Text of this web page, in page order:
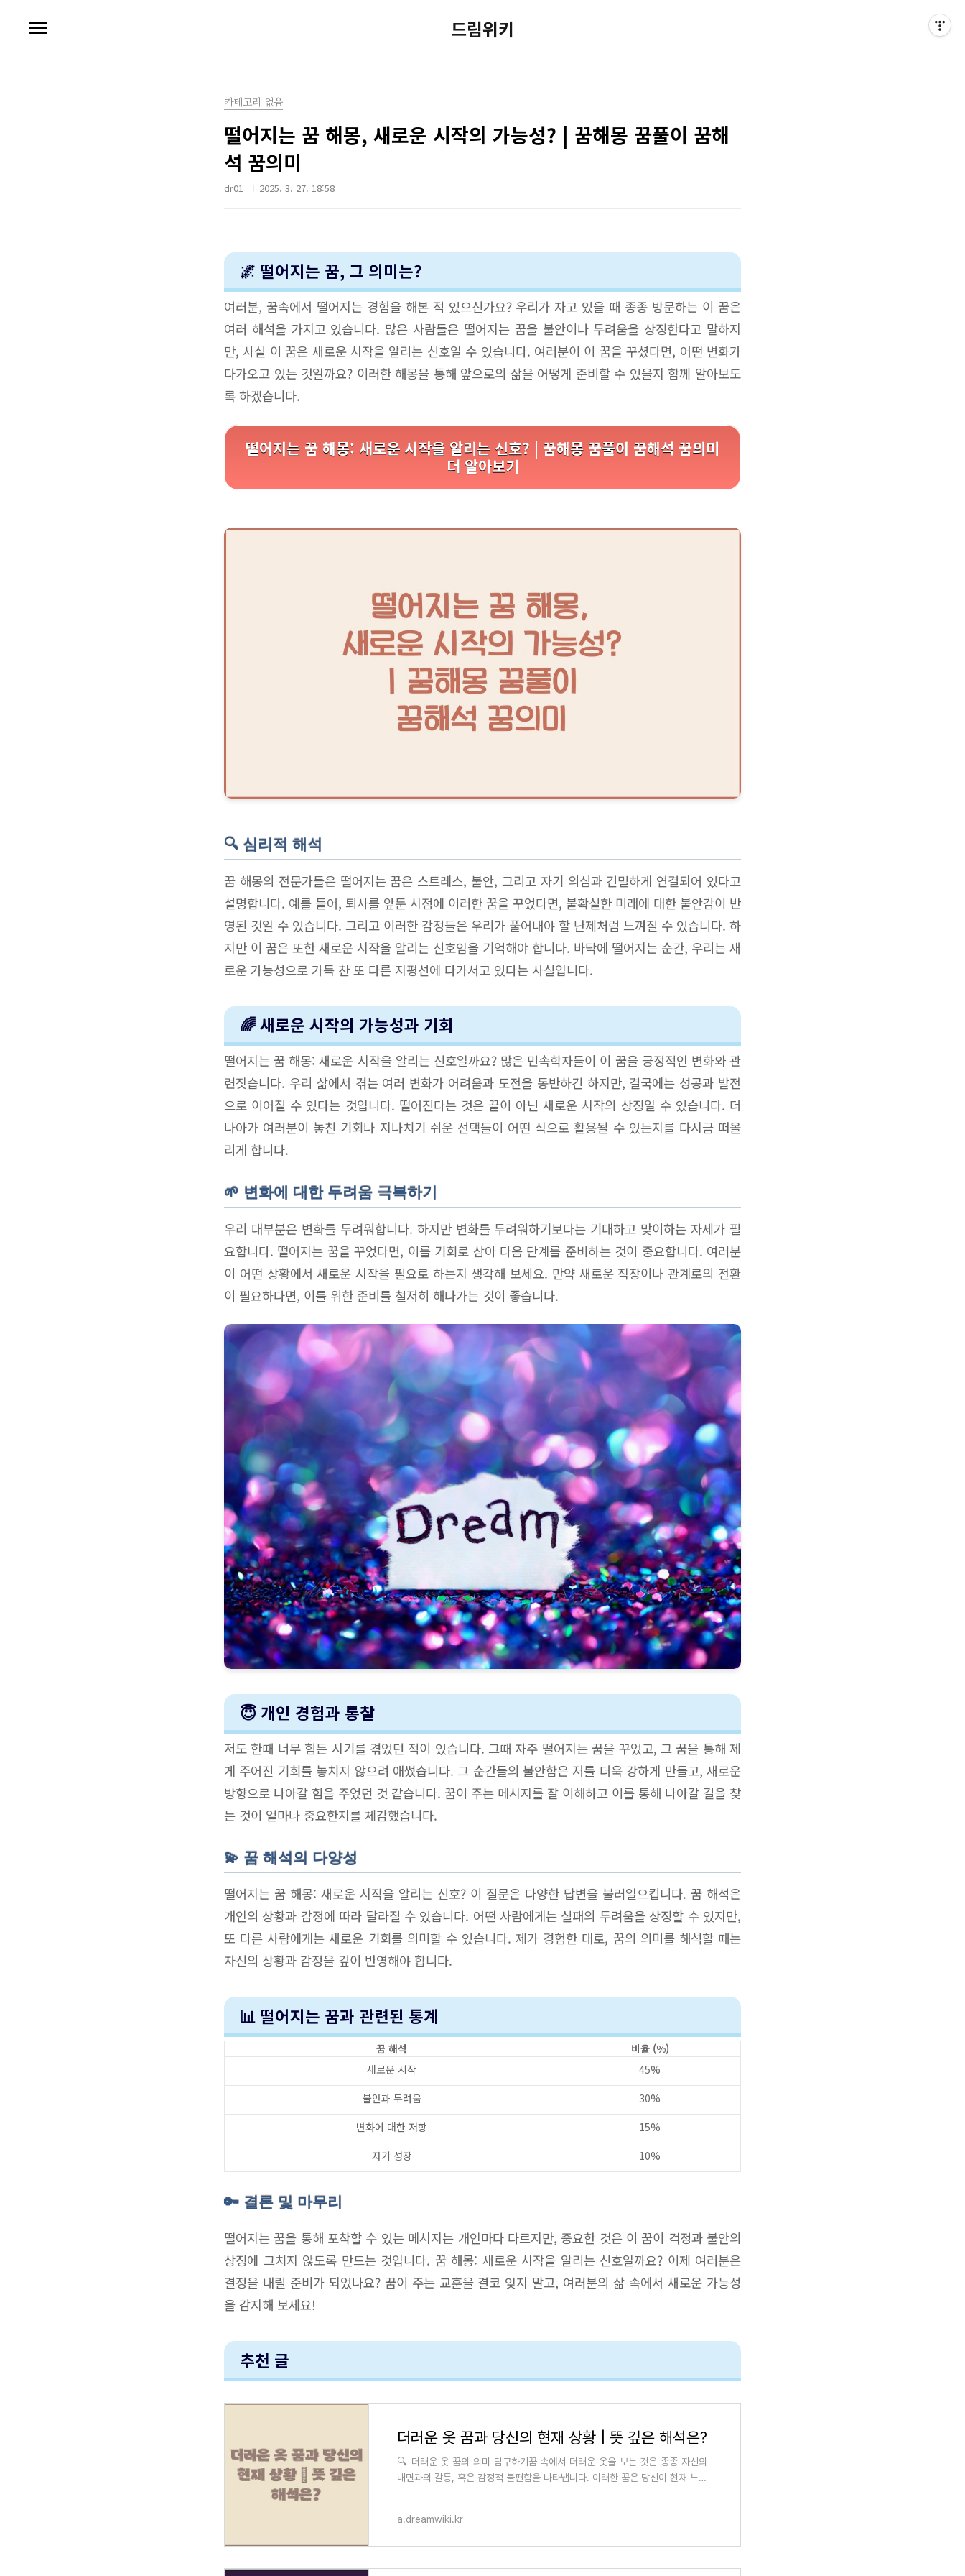
드림위키
카테고리 없음
떨어지는 꿈 해몽, 새로운 시작의 가능성? | 꿈해몽 꿈풀이 꿈해
석 꿈의미
dr01 2025. 3. 27. 18:58
🌌 떨어지는 꿈, 그 의미는?
여러분, 꿈속에서 떨어지는 경험을 해본 적 있으신가요? 우리가 자고 있을 때 종종 방문하는 이 꿈은
여러 해석을 가지고 있습니다. 많은 사람들은 떨어지는 꿈을 불안이나 두려움을 상징한다고 말하지
만, 사실 이 꿈은 새로운 시작을 알리는 신호일 수 있습니다. 여러분이 이 꿈을 꾸셨다면, 어떤 변화가
다가오고 있는 것일까요? 이러한 해몽을 통해 앞으로의 삶을 어떻게 준비할 수 있을지 함께 알아보도
록 하겠습니다.
떨어지는 꿈 해몽: 새로운 시작을 알리는 신호? | 꿈해몽 꿈풀이 꿈해석 꿈의미
더 알아보기
🔍 심리적 해석
꿈 해몽의 전문가들은 떨어지는 꿈은 스트레스, 불안, 그리고 자기 의심과 긴밀하게 연결되어 있다고
설명합니다. 예를 들어, 퇴사를 앞둔 시점에 이러한 꿈을 꾸었다면, 불확실한 미래에 대한 불안감이 반
영된 것일 수 있습니다. 그리고 이러한 감정들은 우리가 풀어내야 할 난제처럼 느껴질 수 있습니다. 하
지만 이 꿈은 또한 새로운 시작을 알리는 신호임을 기억해야 합니다. 바닥에 떨어지는 순간, 우리는 새
로운 가능성으로 가득 찬 또 다른 지평선에 다가서고 있다는 사실입니다.
🌈 새로운 시작의 가능성과 기회
떨어지는 꿈 해몽: 새로운 시작을 알리는 신호일까요? 많은 민속학자들이 이 꿈을 긍정적인 변화와 관
련짓습니다. 우리 삶에서 겪는 여러 변화가 어려움과 도전을 동반하긴 하지만, 결국에는 성공과 발전
으로 이어질 수 있다는 것입니다. 떨어진다는 것은 끝이 아닌 새로운 시작의 상징일 수 있습니다. 더
나아가 여러분이 놓친 기회나 지나치기 쉬운 선택들이 어떤 식으로 활용될 수 있는지를 다시금 떠올
리게 합니다.
🌱 변화에 대한 두려움 극복하기
우리 대부분은 변화를 두려워합니다. 하지만 변화를 두려워하기보다는 기대하고 맞이하는 자세가 필
요합니다. 떨어지는 꿈을 꾸었다면, 이를 기회로 삼아 다음 단계를 준비하는 것이 중요합니다. 여러분
이 어떤 상황에서 새로운 시작을 필요로 하는지 생각해 보세요. 만약 새로운 직장이나 관계로의 전환
이 필요하다면, 이를 위한 준비를 철저히 해나가는 것이 좋습니다.
😇 개인 경험과 통찰
저도 한때 너무 힘든 시기를 겪었던 적이 있습니다. 그때 자주 떨어지는 꿈을 꾸었고, 그 꿈을 통해 제
게 주어진 기회를 놓치지 않으려 애썼습니다. 그 순간들의 불안함은 저를 더욱 강하게 만들고, 새로운
방향으로 나아갈 힘을 주었던 것 같습니다. 꿈이 주는 메시지를 잘 이해하고 이를 통해 나아갈 길을 찾
는 것이 얼마나 중요한지를 체감했습니다.
💫 꿈 해석의 다양성
떨어지는 꿈 해몽: 새로운 시작을 알리는 신호? 이 질문은 다양한 답변을 불러일으킵니다. 꿈 해석은
개인의 상황과 감정에 따라 달라질 수 있습니다. 어떤 사람에게는 실패의 두려움을 상징할 수 있지만,
또 다른 사람에게는 새로운 기회를 의미할 수 있습니다. 제가 경험한 대로, 꿈의 의미를 해석할 때는
자신의 상황과 감정을 깊이 반영해야 합니다.
📊 떨어지는 꿈과 관련된 통계
꿈 해석
비율 (%)
새로운 시작
45%
불안과 두려움
30%
변화에 대한 저항
15%
자기 성장
10%
🔑 결론 및 마무리
떨어지는 꿈을 통해 포착할 수 있는 메시지는 개인마다 다르지만, 중요한 것은 이 꿈이 걱정과 불안의
상징에 그치지 않도록 만드는 것입니다. 꿈 해몽: 새로운 시작을 알리는 신호일까요? 이제 여러분은
결정을 내릴 준비가 되었나요? 꿈이 주는 교훈을 결코 잊지 말고, 여러분의 삶 속에서 새로운 가능성
을 감지해 보세요!
추천 글
더러운 옷 꿈과 당신의 현재 상황 | 뜻 깊은 해석은?
🔍 더러운 옷 꿈의 의미 탐구하기꿈 속에서 더러운 옷을 보는 것은 종종 자신의
내면과의 갈등, 혹은 감정적 불편함을 나타냅니다. 이러한 꿈은 당신이 현재 느끼
a.dreamwiki.kr